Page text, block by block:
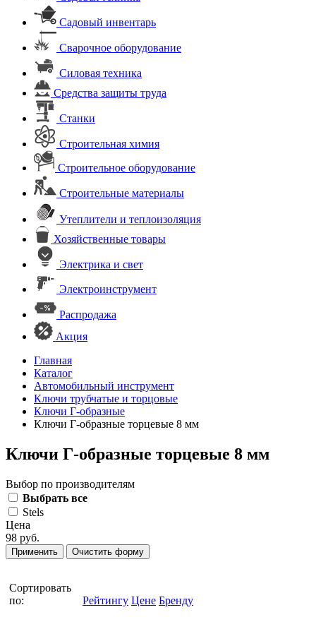
Садовый инвентарь
Сварочное оборудование
Силовая техника
Средства защиты труда
Станки
Строительная химия
Строительное оборудование
Строительные материалы
Утеплители и теплоизоляция
Хозяйственные товары
Электрика и свет
Электроинструмент
Распродажа
Акция
Главная
Каталог
Автомобильный инструмент
Ключи трубчатые и торцовые
Ключи Г-образные
Ключи Г-образные торцевые 8 мм
Ключи Г-образные торцевые 8 мм
Выбор по производителям
Выбрать все
Stels
Цена
98 руб.
Сортировать
по:
Рейтингу Цене Бренду